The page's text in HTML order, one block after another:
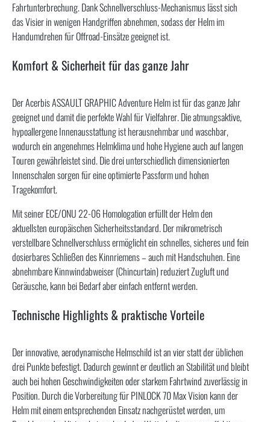
Fahrtunterbrechung. Dank Schnellverschluss-Mechanismus lässt sich
das Visier in wenigen Handgriffen abnehmen, sodass der Helm im
Handumdrehen für Offroad-Einsätze geeignet ist.
Komfort & Sicherheit für das ganze Jahr
Der Acerbis ASSAULT GRAPHIC Adventure Helm ist für das ganze Jahr
geeignet und damit die perfekte Wahl für Vielfahrer. Die atmungsaktive,
hypoallergene Innenausstattung ist herausnehmbar und waschbar,
wodurch ein angenehmes Helmklima und hohe Hygiene auch auf langen
Touren gewährleistet sind. Die drei unterschiedlich dimensionierten
Innenschalen sorgen für eine optimierte Passform und hohen
Tragekomfort.
Mit seiner ECE/ONU 22-06 Homologation erfüllt der Helm den
aktuellsten europäischen Sicherheitsstandard. Der mikrometrisch
verstellbare Schnellverschluss ermöglicht ein schnelles, sicheres und fein
dosierbares Schließen des Kinnriemens – auch mit Handschuhen. Eine
abnehmbare Kinnwindabweiser (Chincurtain) reduziert Zugluft und
Geräusche, kann bei Bedarf aber einfach entfernt werden.
Technische Highlights & praktische Vorteile
Der innovative, aerodynamische Helmschild ist an vier statt der üblichen
drei Punkte befestigt. Dadurch gewinnt er deutlich an Stabilität und bleibt
auch bei hohen Geschwindigkeiten oder starkem Fahrtwind zuverlässig in
Position. Durch die Vorbereitung für PINLOCK 70 Max Vision kann der
Helm mit einem entsprechenden Einsatz nachgerüstet werden, um